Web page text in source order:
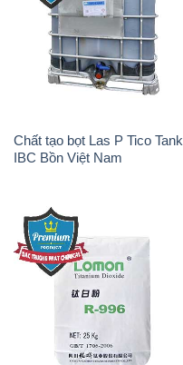
Chất tạo bọt Las P Tico Tank
IBC Bồn Việt Nam